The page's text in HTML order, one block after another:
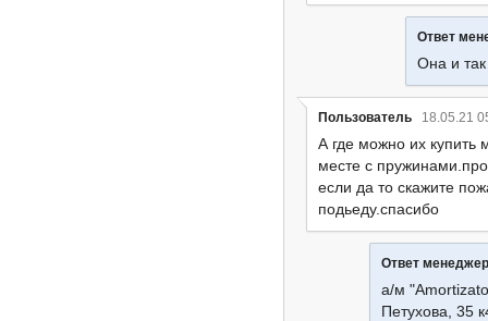
Ответ
Она и так
Пользователь 18.05.21
А где можно их купить
месте с
если да то скажите
подьеду.спасибо
Ответ
а/м
Петухова, 35